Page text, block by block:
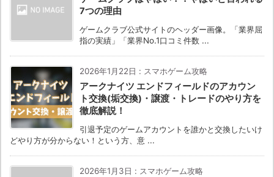
7つの理由
ゲームクラブ公式サイトのヘッダー画像。「業界屈
指の実績」「業界No.1口コミ件数 ...
2026年1月22日 : スマホゲーム攻略
アークナイツ エンドフィールドのアカウン
ト交換(垢交換)・譲渡・トレードのやり方を
徹底解説！
引退予定のゲームアカウントを誰かと交換したいけ
どやり方が分からない！という方、意 ...
2026年1月3日 : スマホゲーム攻略